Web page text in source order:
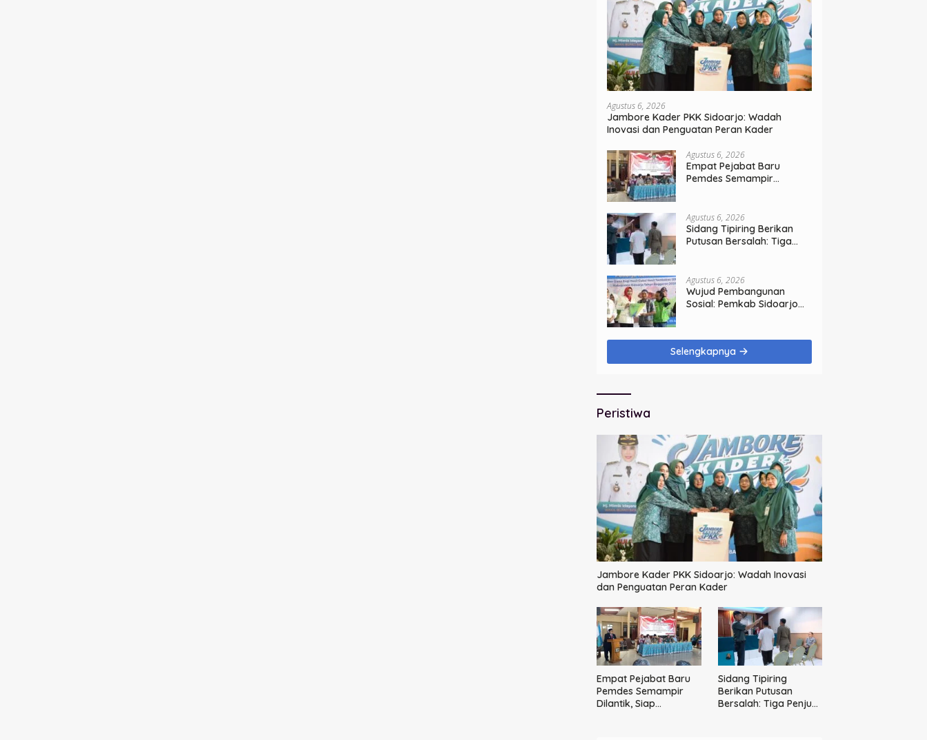
Agustus 6, 2026
Jambore Kader PKK Sidoarjo: Wadah
Inovasi dan Penguatan Peran Kader
Agustus 6, 2026
Empat Pejabat Baru
Pemdes Semampir
Agustus 6, 2026
Sidang Tipiring Berikan
Putusan Bersalah: Tiga
Dimusnahkan
Agustus 6, 2026
Wujud Pembangunan
Sosial: Pemkab Sidoarjo
Ketenagakerjaan
Selengkapnya
Peristiwa
Jambore Kader PKK Sidoarjo: Wadah Inovasi
dan Penguatan Peran Kader
Empat Pejabat Baru
Pemdes Semampir
Dilantik, Siap
Sidang Tipiring
Berikan Putusan
Bersalah: Tiga Penjual